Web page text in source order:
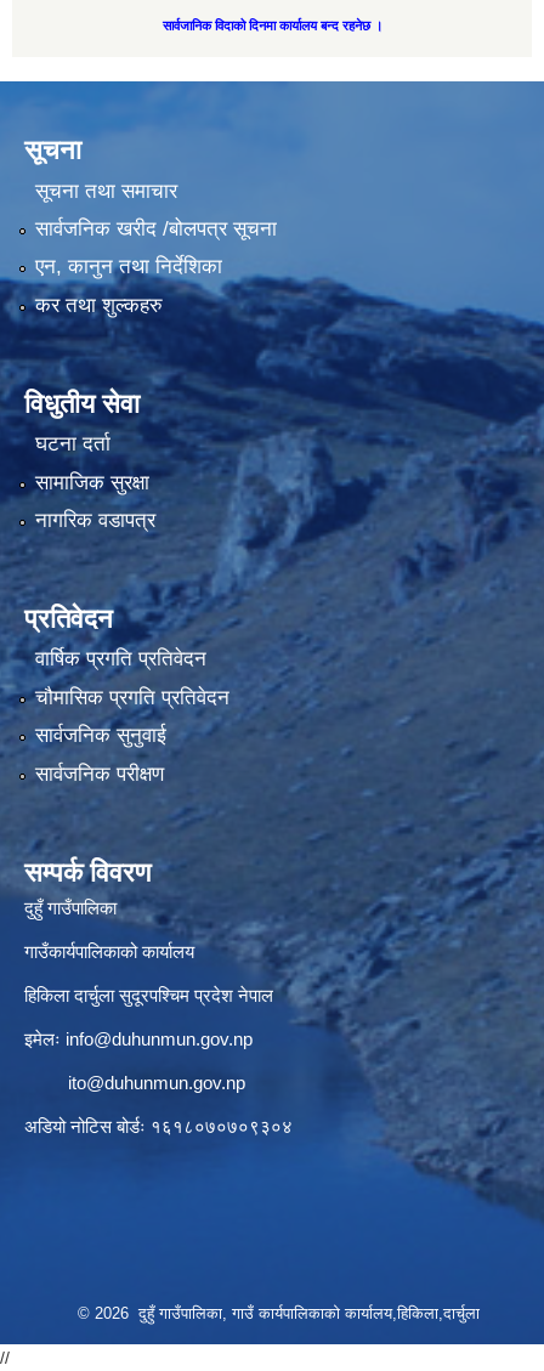
सार्वजानिक विदाको दिनमा कार्यालय बन्द रहनेछ ।
सूचना
सूचना तथा समाचार
सार्वजनिक खरीद /बोलपत्र सूचना
एन, कानुन तथा निर्देशिका
कर तथा शुल्कहरु
विधुतीय सेवा
घटना दर्ता
सामाजिक सुरक्षा
नागरिक वडापत्र
प्रतिवेदन
वार्षिक प्रगति प्रतिवेदन
चौमासिक प्रगति प्रतिवेदन
सार्वजनिक सुनुवाई
सार्वजनिक परीक्षण
सम्पर्क विवरण
दुहुँ गाउँपालिका
गाउँकार्यपालिकाको कार्यालय
हिकिला दार्चुला सुदूरपश्चिम प्रदेश नेपाल
इमेलः info@duhunmun.gov.np
ito@duhunmun.gov.np
अडियो नोटिस बोर्डः १६१८०७०७०९३०४
© 2026 दुहुँ गाउँपालिका, गाउँ कार्यपालिकाको कार्यालय,हिकिला,दार्चुला
//